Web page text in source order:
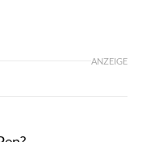
ANZEIGE